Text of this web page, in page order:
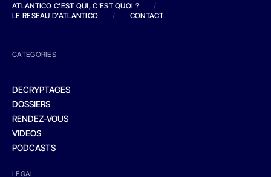
ATLANTICO C'EST QUI, C'EST QUOI ?
/
LE RESEAU D'ATLANTICO
/ CONTACT
CATEGORIES
DECRYPTAGES
DOSSIERS
RENDEZ-VOUS
VIDEOS
PODCASTS
LEGAL